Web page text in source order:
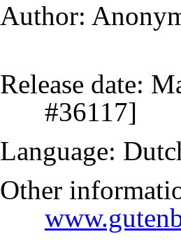
Author:
Release date:
#36117]
Language:
Other